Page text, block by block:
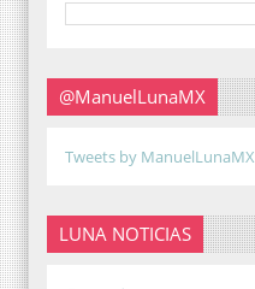
@ManuelLunaMX
Tweets by ManuelLunaMX
LUNA NOTICIAS